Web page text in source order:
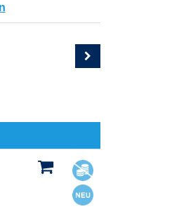
Kursstatus